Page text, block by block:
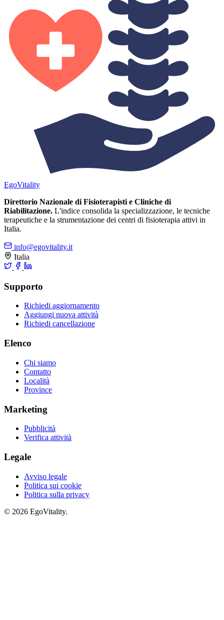
EgoVitality
Direttorio Nazionale di Fisioterapisti e Cliniche di
Riabilitazione. L'indice consolida la specializzazione, le tecniche
terapeutiche e la strumentazione dei centri di fisioterapia attivi in
Italia.
info@egovitality.it
Italia
Supporto
Richiedi aggiornamento
Aggiungi nuova attività
Richiedi cancellazione
Elenco
Chi siamo
Contatto
Località
Province
Marketing
Pubblicità
Verifica attività
Legale
Avviso legale
Politica sui cookie
Politica sulla privacy
© 2026 EgoVitality.